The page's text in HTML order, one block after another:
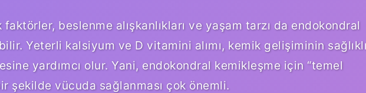
faktörler, beslenme alışkanlıkları ve yaşam tarzı da endokondral
Yeterli kalsiyum ve D vitamini alımı, kemik gelişiminin
yardımcı olur. Yani, endokondral kemikleşme için “temel
şekilde vücuda sağlanması çok önemli.